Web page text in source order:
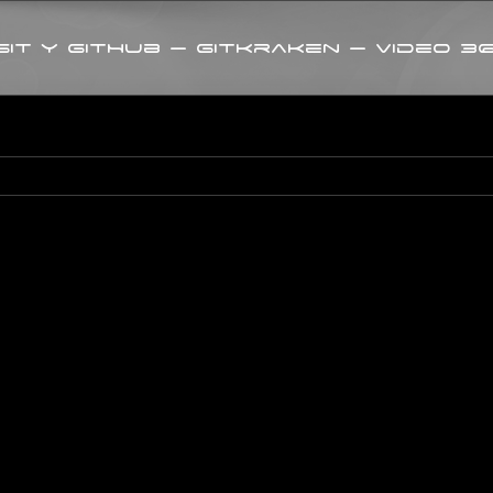
y GitHub – GitKraken – Video